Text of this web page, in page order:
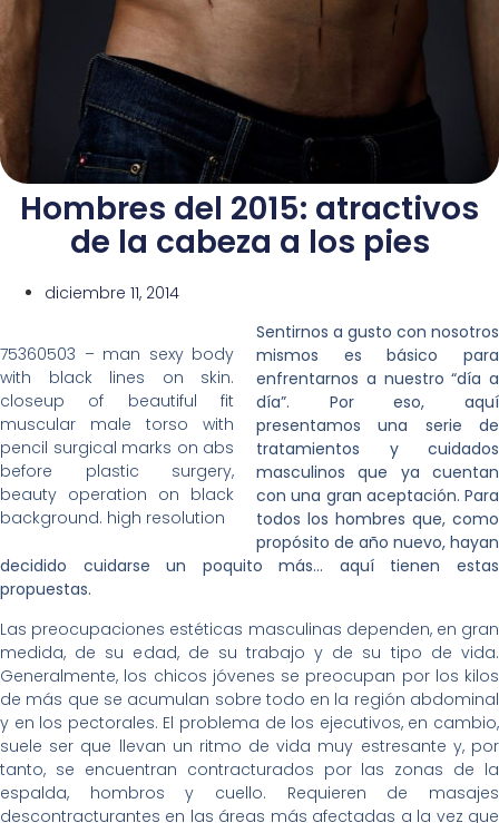
Hombres del 2015: atractivos
de la cabeza a los pies
diciembre 11, 2014
75360503 – man sexy body
with black lines on skin.
closeup of beautiful fit
muscular male torso with
pencil surgical marks on abs
before plastic surgery,
beauty operation on black
background. high resolution
Sentirnos a gusto con nosotros
mismos es básico para
enfrentarnos a nuestro “día a
día”. Por eso, aquí
presentamos una serie de
tratamientos y cuidados
masculinos que ya cuentan
con una gran aceptación. Para
todos los hombres que, como
propósito de año nuevo, hayan
decidido cuidarse un poquito más… aquí tienen estas
propuestas.
Las preocupaciones estéticas masculinas dependen, en gran
medida, de su edad, de su trabajo y de su tipo de vida.
Generalmente, los chicos jóvenes se preocupan por los kilos
de más que se acumulan sobre todo en la región abdominal
y en los pectorales. El problema de los ejecutivos, en cambio,
suele ser que llevan un ritmo de vida muy estresante y, por
tanto, se encuentran contracturados por las zonas de la
espalda, hombros y cuello. Requieren de masajes
descontracturantes en las áreas más afectadas a la vez que